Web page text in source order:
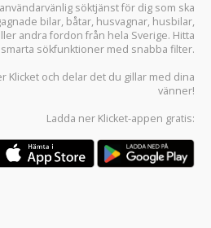
söktjänst för dig som ska
bilar, båtar, husvagnar, husbilar,
andra fordon från hela Sverige. Hitta
sökfunktioner med snabba filter.
Klicket och delar det du gillar med dina
vänner!
Ladda ner Klicket-appen gratis: